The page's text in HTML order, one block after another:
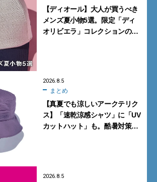
【ディオール】大人が買うべき
メンズ夏小物5選。限定「ディ
オリビエラ」コレクションの
2026.8.5
まとめ
【真夏でも涼しいアークテリク
ス】「速乾涼感シャツ」に「UV
カットハット」も。酷暑対策に
2026.8.5